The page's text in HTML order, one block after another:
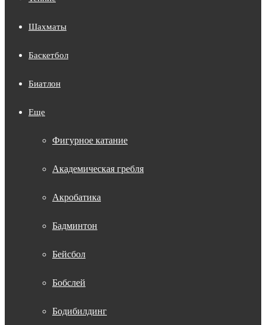
Шахматы
Баскетбол
Биатлон
Еще
Фигурное катание
Академическая гребля
Акробатика
Бадминтон
Бейсбол
Бобслей
Бодибилдинг